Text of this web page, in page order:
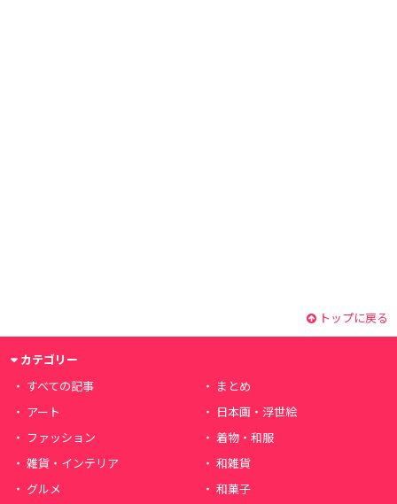
トップに戻る
カテゴリー
すべての記事
まとめ
アート
日本画・浮世絵
ファッション
着物・和服
雑貨・インテリア
和雑貨
グルメ
和菓子